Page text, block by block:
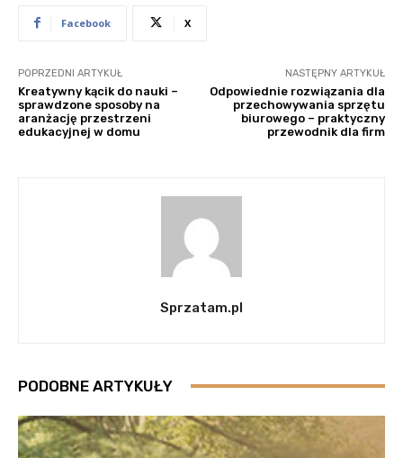
Facebook X
POPRZEDNI ARTYKUŁ
Kreatywny kącik do nauki –
sprawdzone sposoby na
aranżację przestrzeni
edukacyjnej w domu
NASTĘPNY ARTYKUŁ
Odpowiednie rozwiązania dla
przechowywania sprzętu
biurowego – praktyczny
przewodnik dla firm
Sprzatam.pl
PODOBNE ARTYKUŁY